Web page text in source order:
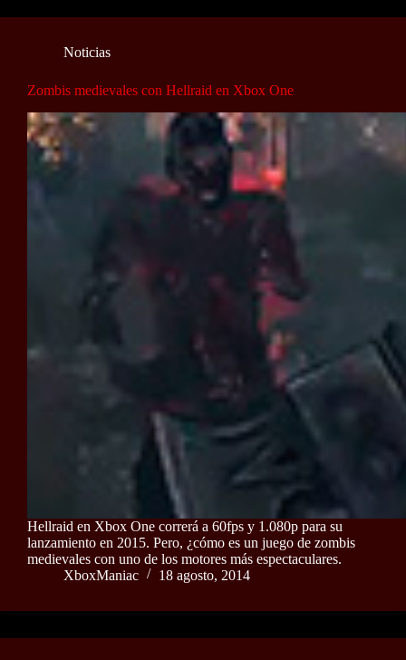
Noticias
Zombis medievales con Hellraid en Xbox One
Hellraid en Xbox One correrá a 60fps y 1.080p para su
lanzamiento en 2015. Pero, ¿cómo es un juego de zombis
medievales con uno de los motores más espectaculares.
XboxManiac
18 agosto, 2014